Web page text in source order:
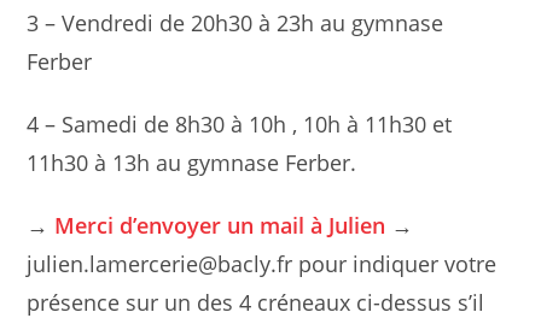
3 – Vendredi de 20h30 à 23h au gymnase
Ferber
4 – Samedi de 8h30 à 10h , 10h à 11h30 et
11h30 à 13h au gymnase Ferber.
→ Merci d’envoyer un mail à Julien →
julien.lamercerie@bacly.fr pour indiquer votre
présence sur un des 4 créneaux ci-dessus s’il